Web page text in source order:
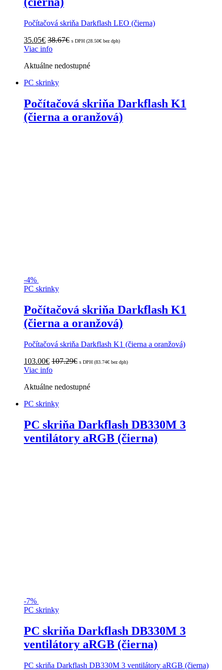
Počítačová skriňa Darkflash LEO (čierna)
35.05€ 38.67€ s DPH (28.50€ bez dph)
Viac info
Aktuálne nedostupné
PC skrinky
Počítačová skriňa Darkflash K1
(čierna a oranžová)
-4%
PC skrinky
Počítačová skriňa Darkflash K1
(čierna a oranžová)
Počítačová skriňa Darkflash K1 (čierna a oranžová)
103.00€ 107.29€ s DPH (83.74€ bez dph)
Viac info
Aktuálne nedostupné
PC skrinky
PC skriňa Darkflash DB330M 3
ventilátory aRGB (čierna)
-7%
PC skrinky
PC skriňa Darkflash DB330M 3
ventilátory aRGB (čierna)
PC skriňa Darkflash DB330M 3 ventilátory aRGB (čierna)